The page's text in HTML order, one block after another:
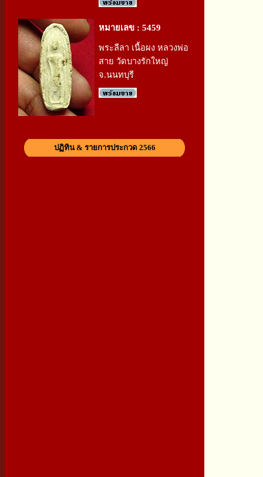
หมายเลข : 5459
พระลีลา เนื้อผง หลวงพ่อ
สาย วัดบางรักใหญ่
จ.นนทบุรี
ปฏิทิน & รายการประกวด 2566